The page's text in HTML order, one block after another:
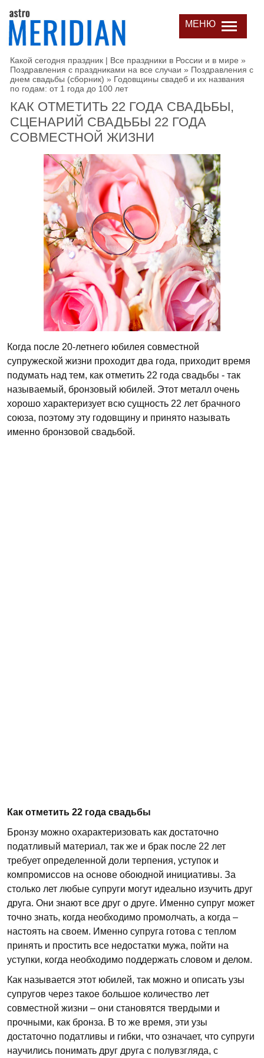
МЕНЮ
Какой сегодня праздник | Все праздники в России и в мире »
Поздравления с праздниками на все случаи » Поздравления с
днем свадьбы (сборник) » Годовщины свадеб и их названия
по годам: от 1 года до 100 лет
КАК ОТМЕТИТЬ 22 ГОДА СВАДЬБЫ,
СЦЕНАРИЙ СВАДЬБЫ 22 ГОДА
СОВМЕСТНОЙ ЖИЗНИ
Когда после 20-летнего юбилея совместной
супружеской жизни проходит два года, приходит время
подумать над тем, как отметить 22 года свадьбы - так
называемый, бронзовый юбилей. Этот металл очень
хорошо характеризует всю сущность 22 лет брачного
союза, поэтому эту годовщину и принято называть
именно бронзовой свадьбой.
Как отметить 22 года свадьбы
Бронзу можно охарактеризовать как достаточно
податливый материал, так же и брак после 22 лет
требует определенной доли терпения, уступок и
компромиссов на основе обоюдной инициативы. За
столько лет любые супруги могут идеально изучить друг
друга. Они знают все друг о друге. Именно супруг может
точно знать, когда необходимо промолчать, а когда –
настоять на своем. Именно супруга готова с теплом
принять и простить все недостатки мужа, пойти на
уступки, когда необходимо поддержать словом и делом.
Как называется этот юбилей, так можно и описать узы
супругов через такое большое количество лет
совместной жизни – они становятся твердыми и
прочными, как бронза. В то же время, эти узы
достаточно податливы и гибки, что означает, что супруги
научились понимать друг друга с полувзгляда, с